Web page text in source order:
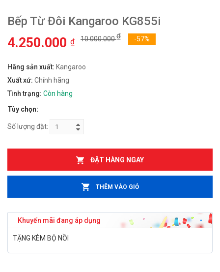
Bếp Từ Đôi Kangaroo KG855i
4.250.000 ₫ 10.000.000₫ -57%
Hãng sản xuất: Kangaroo
Xuất xứ: Chính hãng
Tình trạng: Còn hàng
Tùy chọn:
Số lượng đặt:
ĐẶT HÀNG NGAY
THÊM VÀO GIỎ
Khuyến mãi đang áp dụng
TẶNG KÈM BỘ NỒI